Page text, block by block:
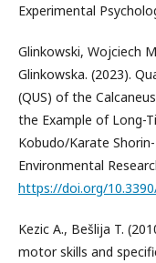
Experimental
Glinkowski, Wojciech
Glinkowska. (2023).
(QUS) of the
the Example of Long-
Kobudo/Karate
Environmental
https://doi.org/
Kezic A., Bešlija T.
motor skills and